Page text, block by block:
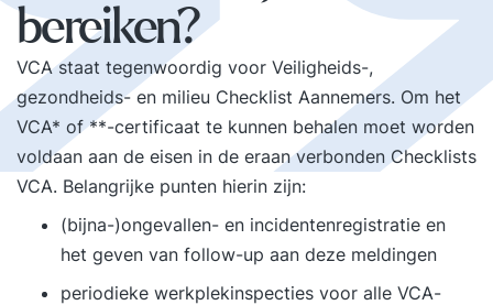
bereiken?
VCA staat tegenwoordig voor Veiligheids-,
gezondheids- en milieu Checklist Aannemers. Om het
VCA* of **-certificaat te kunnen behalen moet worden
voldaan aan de eisen in de eraan verbonden Checklists
VCA. Belangrijke punten hierin zijn:
(bijna-)ongevallen- en incidentenregistratie en
het geven van follow-up aan deze meldingen
periodieke werkplekinspecties voor alle VCA-